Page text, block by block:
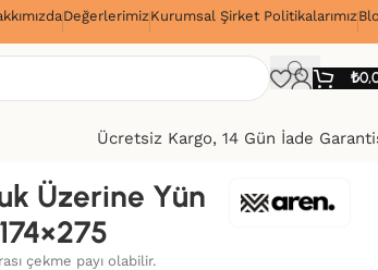
DeğerlerimizKurumsal Şirket Politikalarımız
₺
Ücretsiz Kargo, 14 Gün İade
Üzerine Yün
çekme payı olabilir.